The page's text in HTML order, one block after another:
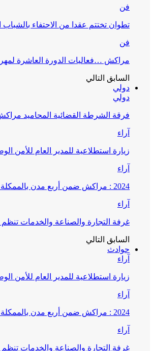
فن
تطوان تختتم عقدا من الاحتفاء
فن
مراكش …فعاليات الدورة العاشرة
السابق التالي
دولي
دولي
فرقة الشرطة القضائية المحاميد
آراء
زيارة استطلاعية للمدير العام للأمن
آراء
2024 : مراكش ضمن أربع مدن بالممكلة سجلت مامجموعه 656 قضية تتعلق بغسيل الأموال
آراء
غرفة التجارة والصناعة والخدمات
السابق التالي
حوادث
آراء
زيارة استطلاعية للمدير العام للأمن
آراء
2024 : مراكش ضمن أربع مدن بالممكلة سجلت مامجموعه 656 قضية تتعلق بغسيل الأموال
آراء
غرفة التجارة والصناعة والخدمات